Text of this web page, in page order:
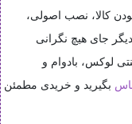
کالا، نصب اصولی،
جای هیچ نگرانی
لوکس، بادوام و
بگیرید و خریدی مطمئن